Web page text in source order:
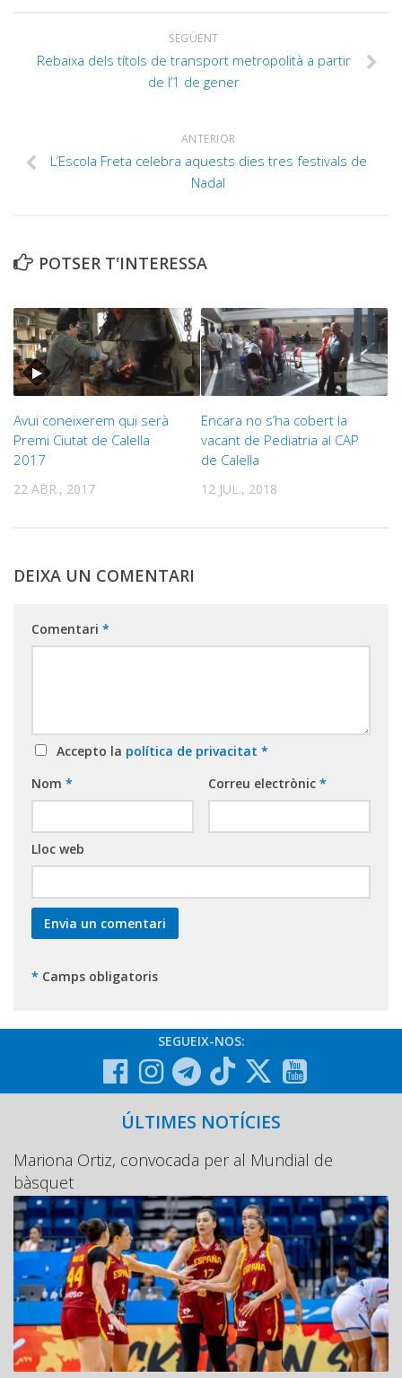
SEGÜENT
Rebaixa dels títols de transport metropolità a partir
de l’1 de gener
ANTERIOR
L’Escola Freta celebra aquests dies tres festivals de
Nadal
POTSER T'INTERESSA
Avui coneixerem qui serà
Premi Ciutat de Calella
2017
22 ABR., 2017
Encara no s’ha cobert la
vacant de Pediatria al CAP
de Calella
12 JUL., 2018
DEIXA UN COMENTARI
Comentari *
Accepto la política de privacitat *
Nom * Correu electrònic *
Lloc web
* Camps obligatoris
SEGUEIX-NOS:
ÚLTIMES NOTÍCIES
Mariona Ortiz, convocada per al Mundial de
bàsquet